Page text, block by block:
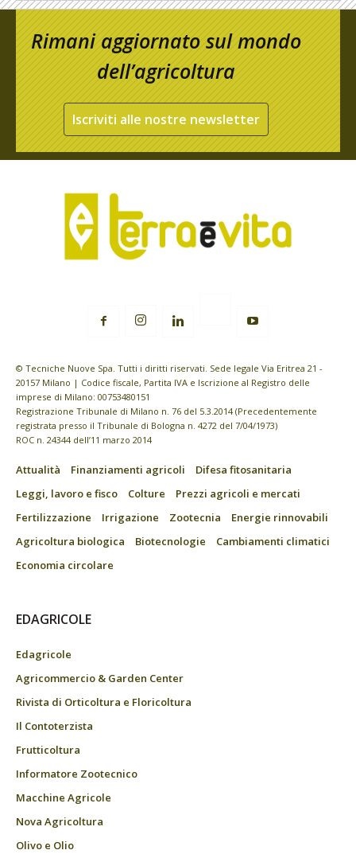
Rimani aggiornato sul mondo
dell’agricoltura
Iscriviti alle nostre newsletter
© Tecniche Nuove Spa. Tutti i diritti riservati. Sede legale Via Eritrea 21 -
20157 Milano | Codice fiscale, Partita IVA e Iscrizione al Registro delle
imprese di Milano: 00753480151
Registrazione Tribunale di Milano n. 76 del 5.3.2014 (Precedentemente
registrata presso il Tribunale di Bologna n. 4272 del 7/04/1973)
ROC n. 24344 dell’11 marzo 2014
Attualità Finanziamenti agricoli
Difesa fitosanitaria
Leggi, lavoro e fisco
Colture
Prezzi agricoli e mercati
Fertilizzazione
Irrigazione Zootecnia
Energie rinnovabili
Agricoltura biologica
Biotecnologie
Cambiamenti climatici
Economia circolare
EDAGRICOLE
Edagricole
Agricommercio & Garden Center
Rivista di Orticoltura e Floricoltura
Il Contoterzista
Frutticoltura
Informatore Zootecnico
Macchine Agricole
Nova Agricoltura
Olivo e Olio